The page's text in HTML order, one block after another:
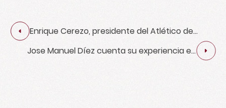
Enrique Cerezo, presidente del Atlético de
Jose Manuel Díez cuenta su experiencia en